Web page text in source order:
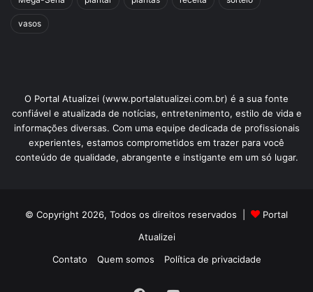
vasos
O Portal Atualizei (www.portalatualizei.com.br) é a sua fonte
confiável e atualizada de notícias, entretenimento, estilo de vida e
informações diversas. Com uma equipe dedicada de profissionais
experientes, estamos comprometidos em trazer para você
conteúdo de qualidade, abrangente e instigante em um só lugar.
© Copyright 2026, Todos os direitos reservados |
Portal
Atualizei
Contato
Quem somos Política de privacidade